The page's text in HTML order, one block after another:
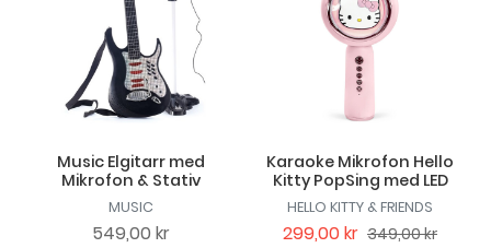
Music Elgitarr med
Mikrofon & Stativ
MUSIC
549,00 kr
Karaoke Mikrofon Hello
Kitty PopSing med LED
HELLO KITTY & FRIENDS
299,00 kr 349,00 kr